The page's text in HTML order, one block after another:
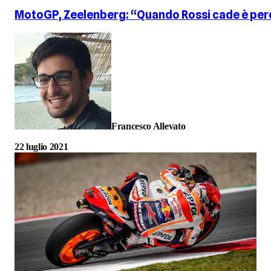
MotoGP, Zeelenberg: “Quando Rossi cade è
Francesco Allevato
22 luglio 2021